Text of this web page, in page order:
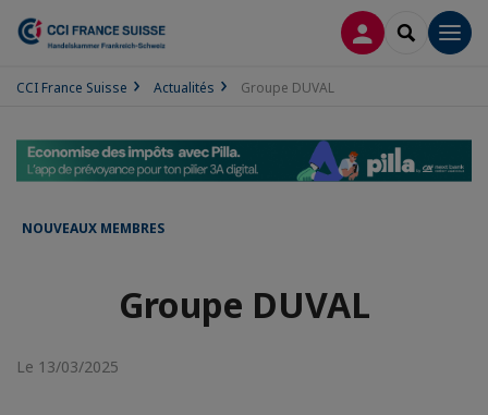
CONNEXION
CCI France Suisse Actualités Groupe DUVAL
NOUVEAUX MEMBRES
Groupe DUVAL
Le 13/03/2025